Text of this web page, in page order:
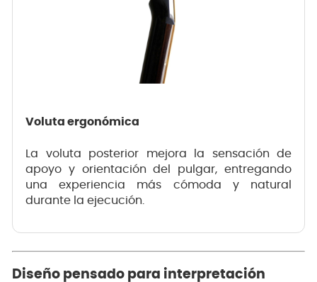
Voluta ergonómica
La voluta posterior mejora la sensación de
apoyo y orientación del pulgar, entregando
una experiencia más cómoda y natural
durante la ejecución.
Diseño pensado para interpretación